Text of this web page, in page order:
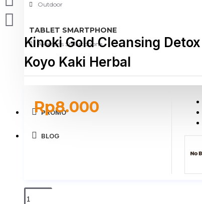
Outdoor
TABLET SMARTPHONE
Aksesoris Smartphone
PROMO
BLOG
Kinoki Gold Cleansing
Koyo Kaki Herbal
Rp8.000